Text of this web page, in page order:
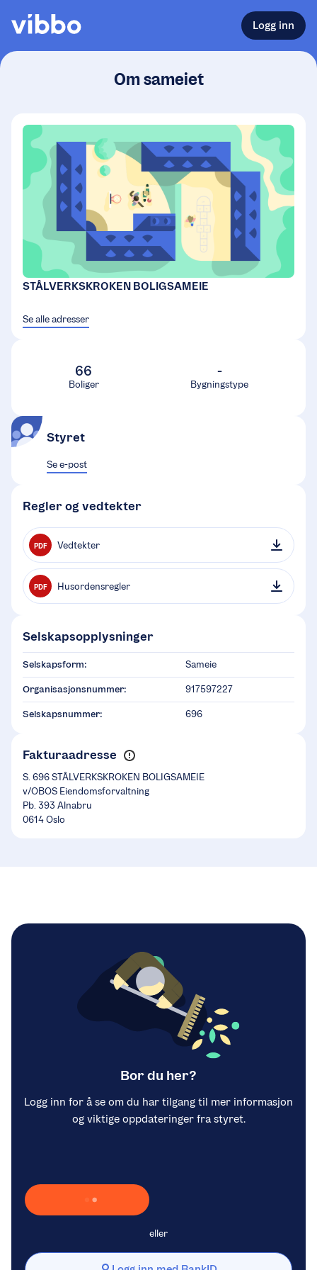
Logg inn
Om sameiet
STÅLVERKSKROKEN BOLIGSAMEIE
Se alle adresser
66
Boliger
-
Bygningstype
Styret
Se e-post
Regler og vedtekter
PDF Vedtekter
PDF Husordensregler
Selskapsopplysninger
Selskapsform: Sameie
Organisasjonsnummer: 917597227
Selskapsnummer: 696
Fakturaadresse
S. 696 STÅLVERKSKROKEN BOLIGSAMEIE
v/OBOS Eiendomsforvaltning
Pb. 393 Alnabru
0614 Oslo
Bor du her?
Logg inn for å se om du har tilgang til mer informasjon
og viktige oppdateringer fra styret.
Laster inn Vipps …
eller